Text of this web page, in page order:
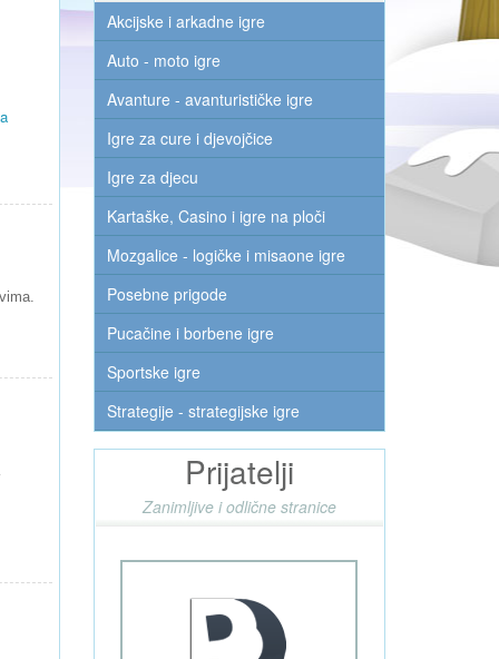
Akcijske i arkadne igre
Auto - moto igre
Avanture - avanturističke igre
Igre za cure i djevojčice
Igre za djecu
Kartaške, Casino i igre na ploči
Mozgalice - logičke i misaone igre
Posebne prigode
Pucačine i borbene igre
Sportske igre
Strategije - strategijske igre
Prijatelji
Zanimljive i odlične stranice